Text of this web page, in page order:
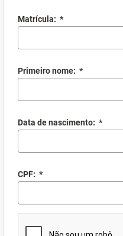
Matrícula: *
Primeiro nome: *
Data de nascimento: *
CPF: *